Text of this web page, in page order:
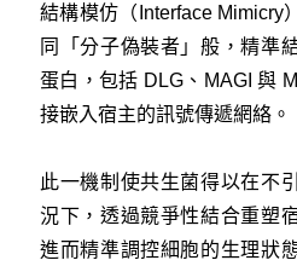
結構模仿（Interface Mimicry
同「分子偽裝者」般，精準
蛋白，包括 DLG、MAGI 與
接嵌入宿主的訊號傳遞網絡。
此一機制使共生菌得以在不
況下，透過競爭性結合重塑
進而精準調控細胞的生理狀